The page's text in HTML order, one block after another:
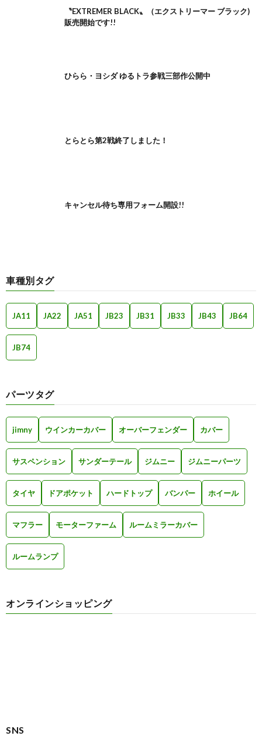
〝EXTREMER BLACK〟（エクストリーマー ブラック)
販売開始です!!
ひらら・ヨシダ ゆるトラ参戦三部作公開中
とらとら第2戦終了しました！
キャンセル待ち専用フォーム開設!!
車種別タグ
JA11 JA22 JA51 JB23 JB31 JB33 JB43 JB64
JB74
パーツタグ
jimny ウインカーカバー オーバーフェンダー カバー
サスペンション サンダーテール ジムニー ジムニーパーツ
タイヤ ドアポケット ハードトップ バンパー ホイール
マフラー モーターファーム ルームミラーカバー
ルームランプ
オンラインショッピング
SNS